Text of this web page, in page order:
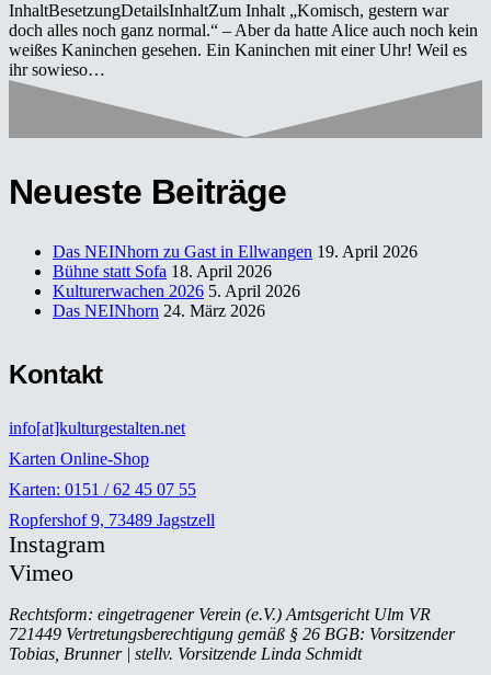
InhaltBesetzungDetailsInhaltZum Inhalt „Komisch, gestern war
doch alles noch ganz normal.“ – Aber da hatte Alice auch noch kein
weißes Kaninchen gesehen. Ein Kaninchen mit einer Uhr! Weil es
ihr sowieso…
Neueste Beiträge
Das NEINhorn zu Gast in Ellwangen 19. April 2026
Bühne statt Sofa 18. April 2026
Kulturerwachen 2026 5. April 2026
Das NEINhorn 24. März 2026
Kontakt
info[at]kulturgestalten.net
Karten Online-Shop
Karten: 0151 / 62 45 07 55
Ropfershof 9, 73489 Jagstzell
Instagram
Vimeo
Rechtsform: eingetragener Verein (e.V.) Amtsgericht Ulm VR
721449 Vertretungsberechtigung gemäß § 26 BGB: Vorsitzender
Tobias, Brunner | stellv. Vorsitzende Linda Schmidt